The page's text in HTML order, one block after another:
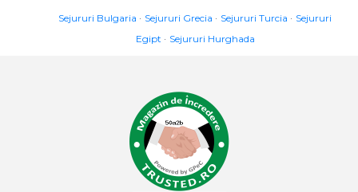
Sejururi Bulgaria Sejururi Grecia Sejururi Turcia
Sejururi
Egipt
Sejururi Hurghada